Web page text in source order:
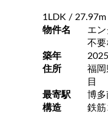
1LDK / 27.97m
物件名
エ
不要
築年
住所
福岡
目
最寄駅
構造
鉄筋